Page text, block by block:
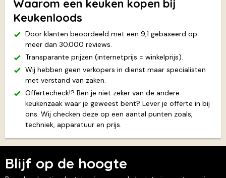
Waarom een keuken kopen bij
Keukenloods
Door klanten beoordeeld met een 9,1 gebaseerd op
meer dan 30.000 reviews.
Transparante prijzen (internetprijs = winkelprijs).
Wij hebben geen verkopers in dienst maar specialisten
met verstand van zaken.
Offertecheck!? Ben je niet zeker van de andere
keukenzaak waar je geweest bent? Lever je offerte in bij
ons. Wij checken deze op een aantal punten zoals,
techniek, apparatuur en prijs.
Blijf op de hoogte